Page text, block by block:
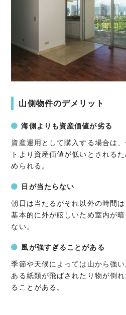
山側物件のデメリット
海側よりも資産価値が劣る
資産運用として購入する場合は
トより資産価値が低いとされる
められる。
日が当たらない
朝日は当たるがそれ以外の時間
基本的に外が眩しいため室内が
ない。
風が強すぎることがある
季節や天候によっては山から強
ある紙類が飛ばされたり物が倒
ることがある。